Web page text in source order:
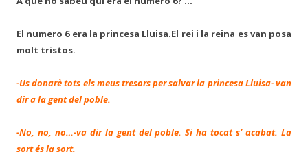
El numero 6 era la princesa Lluisa.El rei i la reina es van posa
molt tristos.
-Us donarè tots els meus tresors per salvar la princesa Lluisa- van
dir a la gent del poble.
-No, no, no…-va dir la gent del poble. Si ha tocat s’ acabat. La
sort és la sort.